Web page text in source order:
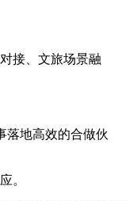
接、文旅场景融
落地高效的合做伙
。